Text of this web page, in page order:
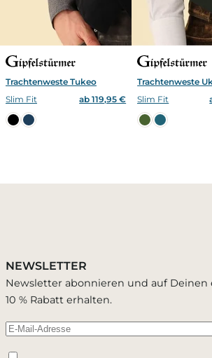
Trachtenweste Tukeo
Slim Fit
ab 119,95 €
Trachtenweste
Slim Fit
1 Artikel wurde in Deinen
Passend zu diesem
Du wirst per E-Mail benachrichtigt,
Artikel wieder verfügbar ist.
NEWSLETTER
Newsletter abonnieren und auf Deinen
10 % Rabatt erhalten.